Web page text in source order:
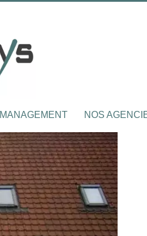
MANAGEMENT NOS